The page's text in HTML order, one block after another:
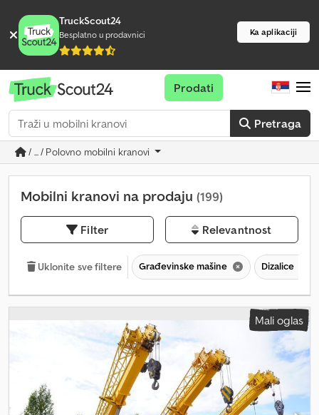
TruckScout24
Besplatno u prodavnici Ka aplikaciji
Pretraga
Prodati
/ ... / Polovno mobilni kranovi
Mobilni kranovi na prodaju (199)
Filter Relevantnost
Uklonite sve filtere Građevinske mašine Dizalice
Mali oglas